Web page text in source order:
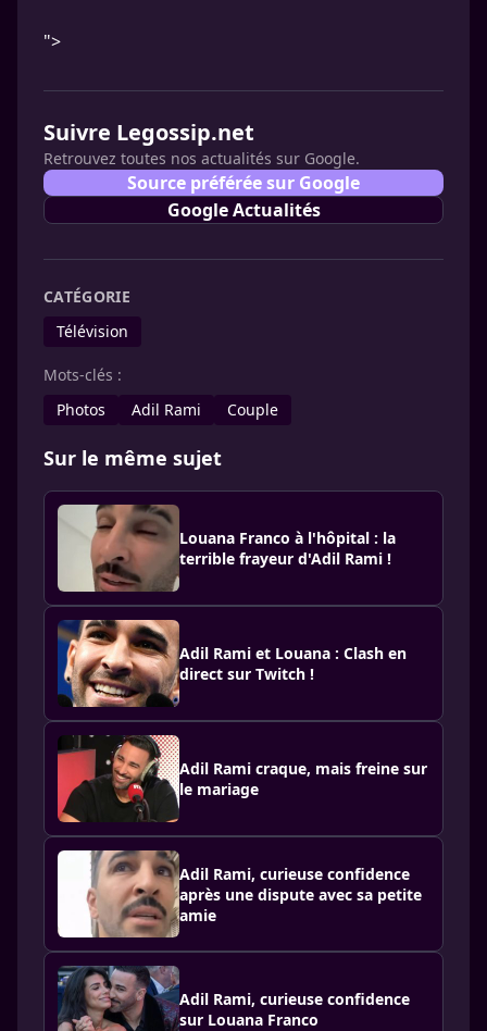
">
Suivre Legossip.net
Retrouvez toutes nos actualités sur Google.
Source préférée sur Google
Google Actualités
CATÉGORIE
Télévision
Mots-clés :
Photos
Adil Rami Couple
Sur le même sujet
Louana Franco à l'hôpital : la
terrible frayeur d'Adil Rami !
Adil Rami et Louana : Clash en
direct sur Twitch !
Adil Rami craque, mais freine sur
le mariage
Adil Rami, curieuse confidence
après une dispute avec sa petite
amie
Adil Rami, curieuse confidence
sur Louana Franco